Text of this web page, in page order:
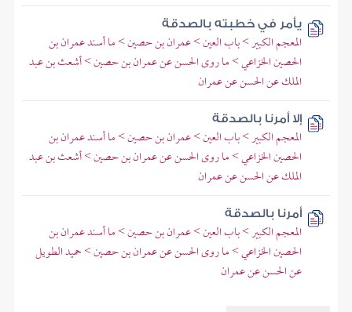
يأمر في خطبته بالصدقة
المعجم الكبير > باب العين > عمران بن حصين > ما أسند عمران بن
الحصين الخزاعي > ما روى الحسن عن عمران بن حصين > أشعث بن عبد
الملك عن الحسن عن عمران
إلا أمرنا بالصدقة
المعجم الكبير > باب العين > عمران بن حصين > ما أسند عمران بن
الحصين الخزاعي > ما روى الحسن عن عمران بن حصين > أشعث بن عبد
الملك عن الحسن عن عمران
أمرنا بالصدقة
المعجم الكبير > باب العين > عمران بن حصين > ما أسند عمران بن
الحصين الخزاعي > ما روى الحسن عن عمران بن حصين > حميد الطويل
عن الحسن عن عمران